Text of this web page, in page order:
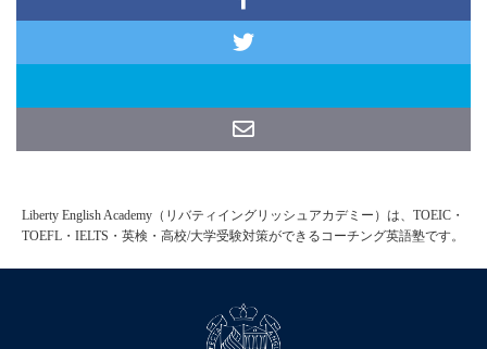
Liberty English Academy（リバティイングリッシュアカデミー）は、TOEIC・
TOEFL・IELTS・英検・高校/大学受験対策ができるコーチング英語塾です。